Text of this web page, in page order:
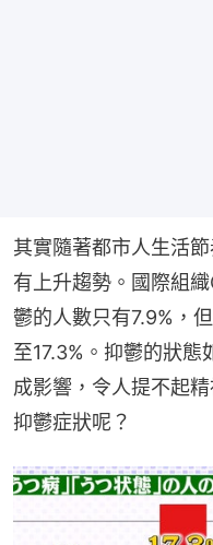
其實隨著都市人生活
有上升趨勢。國際組
鬱的人數只有7.9%，
至17.3%。抑鬱的狀態
成影響，令人提不起
抑鬱症狀呢？